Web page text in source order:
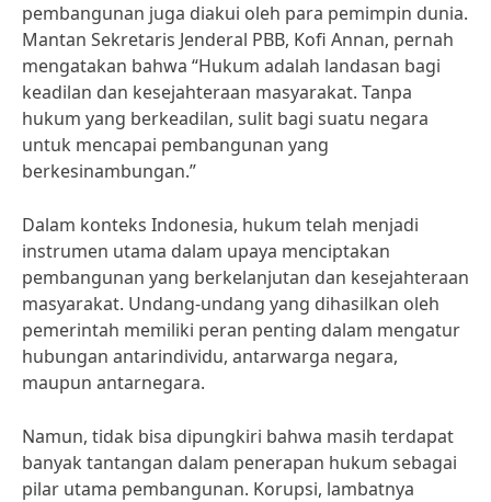
pembangunan juga diakui oleh para pemimpin dunia.
Mantan Sekretaris Jenderal PBB, Kofi Annan, pernah
mengatakan bahwa “Hukum adalah landasan bagi
keadilan dan kesejahteraan masyarakat. Tanpa
hukum yang berkeadilan, sulit bagi suatu negara
untuk mencapai pembangunan yang
berkesinambungan.”
Dalam konteks Indonesia, hukum telah menjadi
instrumen utama dalam upaya menciptakan
pembangunan yang berkelanjutan dan kesejahteraan
masyarakat. Undang-undang yang dihasilkan oleh
pemerintah memiliki peran penting dalam mengatur
hubungan antarindividu, antarwarga negara,
maupun antarnegara.
Namun, tidak bisa dipungkiri bahwa masih terdapat
banyak tantangan dalam penerapan hukum sebagai
pilar utama pembangunan. Korupsi, lambatnya